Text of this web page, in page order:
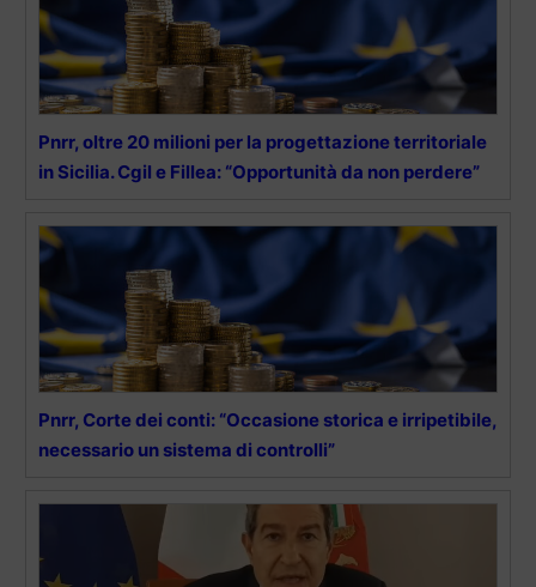
Pnrr, oltre 20 milioni per la progettazione territoriale
in Sicilia. Cgil e Fillea: “Opportunità da non perdere”
Pnrr, Corte dei conti: “Occasione storica e irripetibile,
necessario un sistema di controlli”